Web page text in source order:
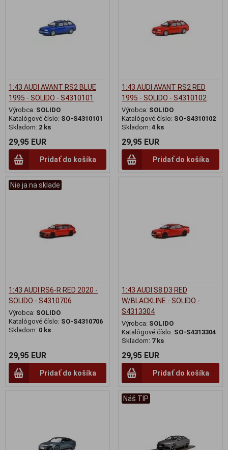
1:43 AUDI AVANT RS2 BLUE
1995 - SOLIDO - S4310101
Výrobca: SOLIDO
Katalógové číslo: SO-S4310101
Skladom: 2 ks
29,95 EUR
Pridať do košíka
1:43 AUDI AVANT RS2 RED
1995 - SOLIDO - S4310102
Výrobca: SOLIDO
Katalógové číslo: SO-S4310102
Skladom: 4 ks
29,95 EUR
Pridať do košíka
Nie ja na sklade
1:43 AUDI RS6-R RED 2020 -
SOLIDO - S4310706
Výrobca: SOLIDO
Katalógové číslo: SO-S4310706
Skladom: 0 ks
29,95 EUR
Pridať do košíka
1:43 AUDI S8 D3 RED
W/BLACKLINE - SOLIDO -
S4313304
Výrobca: SOLIDO
Katalógové číslo: SO-S4313304
Skladom: 7 ks
29,95 EUR
Pridať do košíka
Náš TIP